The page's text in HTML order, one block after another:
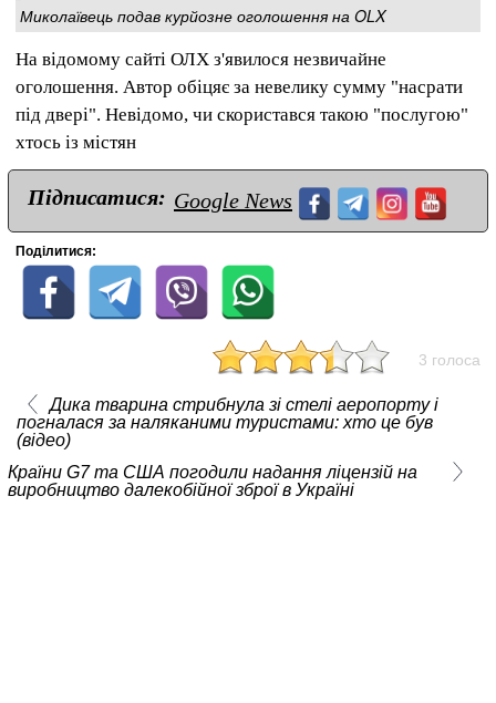
Миколаївець подав курйозне оголошення на OLX
На відомому сайті ОЛХ з'явилося незвичайне
оголошення. Автор обіцяє за невелику сумму "насрати
під двері". Невідомо, чи скористався такою "послугою"
хтось із містян
Підписатися: Google News
Поділитися:
3 голоса
Дика тварина стрибнула зі стелі аеропорту і
погналася за наляканими туристами: хто це був
(відео)
Країни G7 та США погодили надання ліцензій на
виробництво далекобійної зброї в Україні